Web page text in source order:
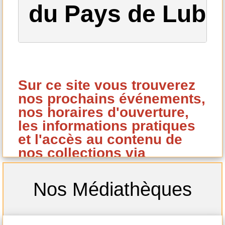
du Pays de
Sur ce site vous trouverez
nos prochains événements,
nos horaires d'ouverture,
les informations pratiques
et l'accès au contenu de
nos collections via
notre catalogue en ligne.
Vous pouvez réserver vos
ouvrages à partir de ce
inscrit à notre réseau de
Nos Médiathèques